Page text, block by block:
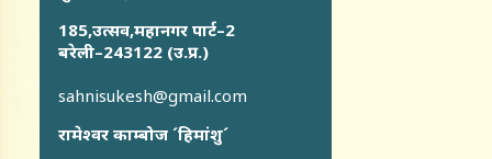
185,उत्सव,महानगर पार्ट–2
बरेली–243122 (उ.प्र.)
sahnisukesh@gmail.com
रामेश्वर काम्बोज ´हिमांशु´